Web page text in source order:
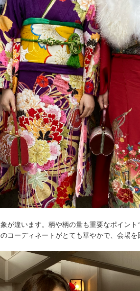
が違います。柄や柄の量も重要なポイント
コーディネートがとても華やかで、会場を